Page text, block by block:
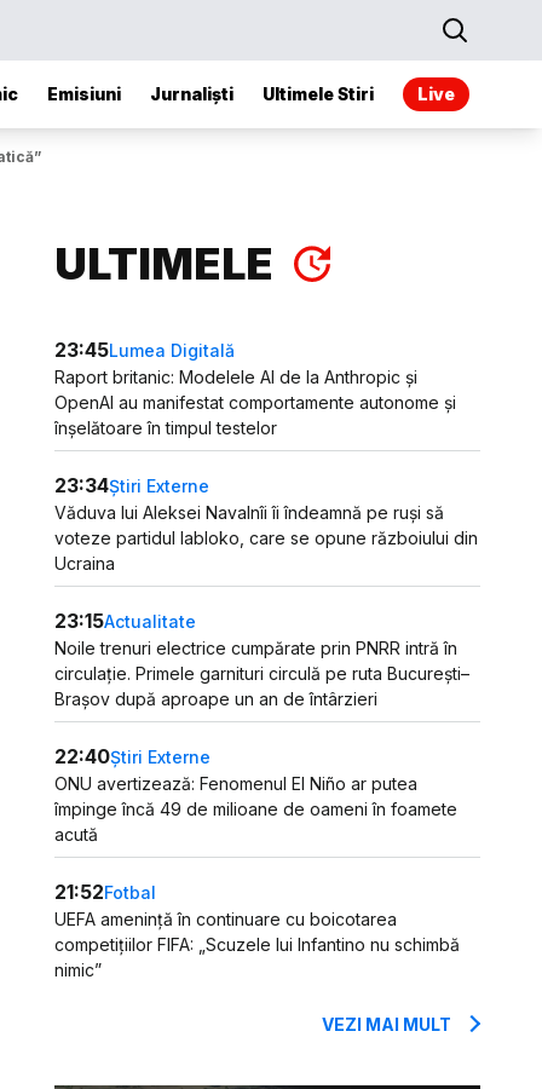
Emisiuni Jurnaliști Ultimele Stiri Live
ULTIMELE
23:45Lumea Digitală
Raport britanic: Modelele AI de la Anthropic și
OpenAI au manifestat comportamente autonome și
înșelătoare în timpul testelor
23:34Știri Externe
Văduva lui Aleksei Navalnîi îi îndeamnă pe ruși să
voteze partidul Iabloko, care se opune războiului din
Ucraina
23:15Actualitate
Noile trenuri electrice cumpărate prin PNRR intră în
circulație. Primele garnituri circulă pe ruta București–
Brașov după aproape un an de întârzieri
22:40Știri Externe
ONU avertizează: Fenomenul El Niño ar putea
împinge încă 49 de milioane de oameni în foamete
acută
21:52Fotbal
UEFA amenință în continuare cu boicotarea
competițiilor FIFA: „Scuzele lui Infantino nu schimbă
nimic”
VEZI MAI MULT